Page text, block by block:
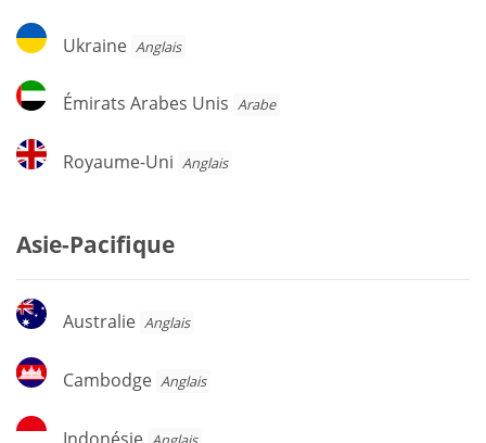
Ukraine
Ukraine Anglais
Émirats
Arabes
Émirats Arabes Unis Arabe
Royaume-
Uni
Royaume-Uni Anglais
Asie-Pacifique
Australie
Australie Anglais
Cambodge
Cambodge Anglais
Indonésie